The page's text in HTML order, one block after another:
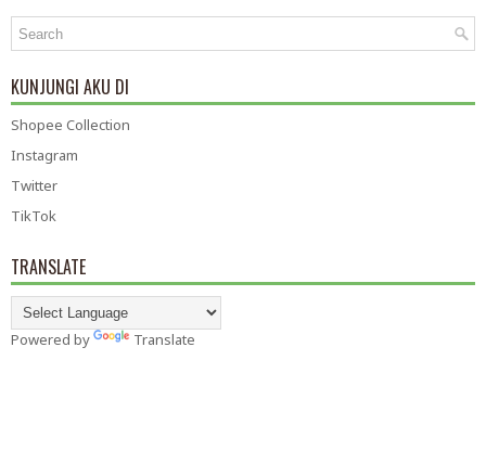
KUNJUNGI AKU DI
Shopee Collection
Instagram
Twitter
TikTok
TRANSLATE
Powered by Translate